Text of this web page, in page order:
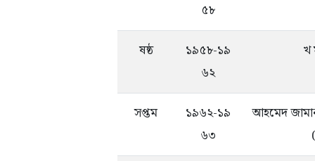
৫৮
ষষ্ঠ
১৯৫৮-১৯
৬২
খ
সপ্তম
১৯৬২-১৯
৬৩
আহমেদ